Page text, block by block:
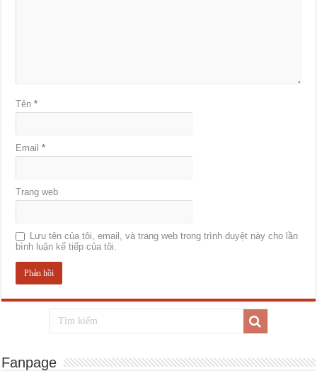
Tên*
Email*
Trang web
Lưu tên của tôi, email, và trang web trong trình duyệt này cho lần
bình luận kế tiếp của tôi.
Fanpage